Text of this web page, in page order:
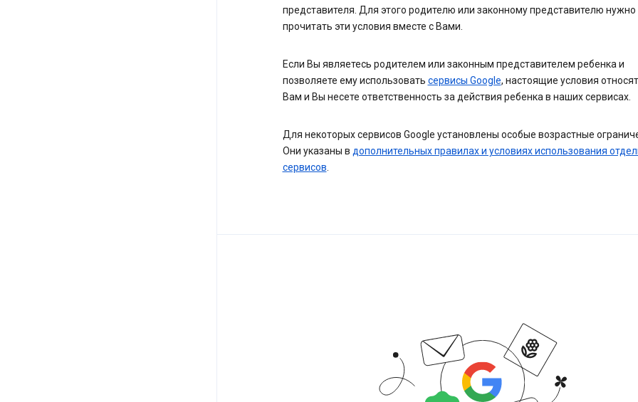
представителя. Для этого родителю или законному представителю нужно
прочитать эти условия вместе с Вами.
Если Вы являетесь родителем или законным представителем ребенка и
позволяете ему использовать сервисы Google, настоящие условия
Вам и Вы несете ответственность за действия ребенка в наших сервисах.
Для некоторых сервисов Google установлены особые возрастные
Они указаны в дополнительных правилах и условиях использования
сервисов